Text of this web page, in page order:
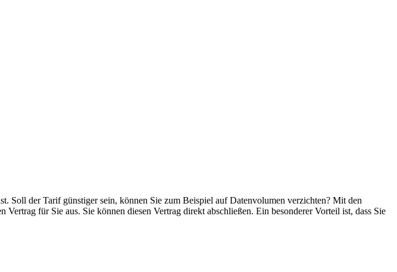
Soll der Tarif günstiger sein, können Sie zum Beispiel auf Datenvolumen verzichten? Mit den
für Sie aus. Sie können diesen Vertrag direkt abschließen. Ein besonderer Vorteil ist, dass Sie